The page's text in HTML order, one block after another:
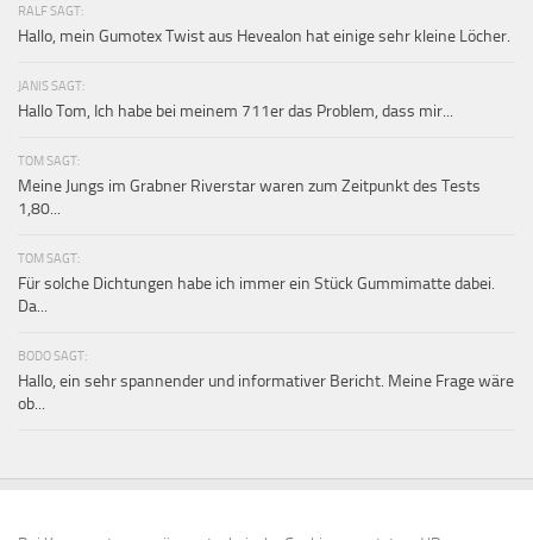
RALF SAGT:
Hallo, mein Gumotex Twist aus Hevealon hat einige sehr kleine Löcher.
JANIS SAGT:
Hallo Tom, Ich habe bei meinem 711er das Problem, dass mir...
TOM SAGT:
Meine Jungs im Grabner Riverstar waren zum Zeitpunkt des Tests
1,80...
TOM SAGT:
Für solche Dichtungen habe ich immer ein Stück Gummimatte dabei.
Da...
BODO SAGT:
Hallo, ein sehr spannender und informativer Bericht. Meine Frage wäre
ob...